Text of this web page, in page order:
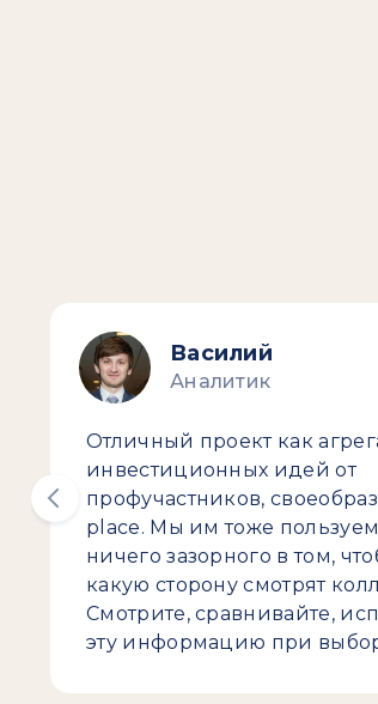
Василий
Аналитик
Отличный проект как
инвестиционных идей от
профучастников,
place. Мы им тоже
ничего зазорного в том,
какую сторону смотрят
Смотрите, сравнивайте,
эту информацию при